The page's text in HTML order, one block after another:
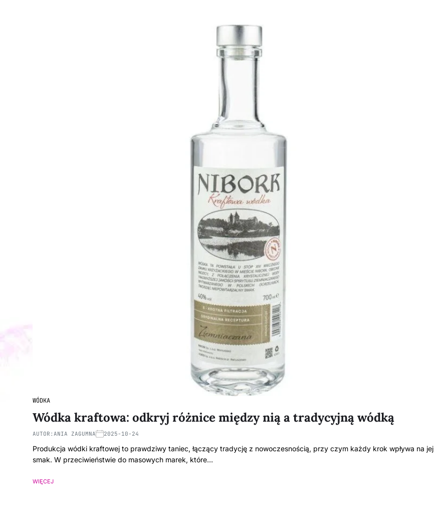
WÓDKA
Wódka kraftowa: odkryj różnice między nią a tradycyjną wódką
AUTOR: ANIA ZAGUMNA 2025-10-24
Produkcja wódki kraftowej to prawdziwy taniec, łączący tradycję z nowoczesnością, przy czym każdy krok wpływa na jej
smak. W przeciwieństwie do masowych marek, które…
WIĘCEJ